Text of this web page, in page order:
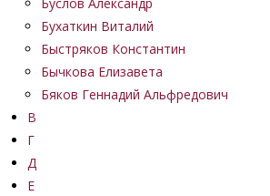
Бухаткин Виталий
Быстряков Константин
Бычкова Елизавета
Бяков Геннадий Альфредович
В
Г
Д
Е